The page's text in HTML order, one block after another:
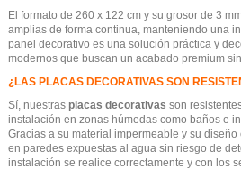
El formato de 260 x 122 cm y su grosor de 3
amplias de forma continua, manteniendo una
panel decorativo es una solución práctica y
modernos que buscan un acabado premium
¿LAS PLACAS DECORATIVAS SON
Sí, nuestras placas decorativas son
instalación en zonas húmedas como baños e
Gracias a su material impermeable y su
en paredes expuestas al agua sin riesgo de
instalación se realice correctamente y con los